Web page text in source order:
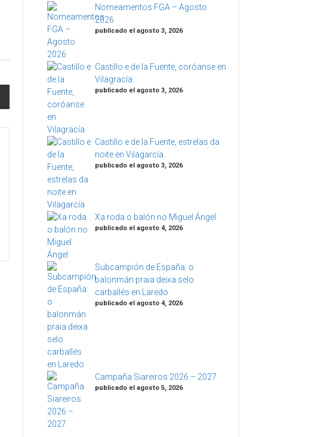
Nomeamentos FGA – Agosto
2026
publicado el agosto 3, 2026
Castillo e de la Fuente, coróanse en
Vilagracía
publicado el agosto 3, 2026
Castillo e de la Fuente, estrelas da
noite en Vilagarcía
publicado el agosto 3, 2026
Xa roda o balón no Miguel Ángel
publicado el agosto 4, 2026
Subcampión de España: o
balonmán praia deixa selo
carballés en Laredo
publicado el agosto 4, 2026
Campaña Siareiros 2026 – 2027
publicado el agosto 5, 2026